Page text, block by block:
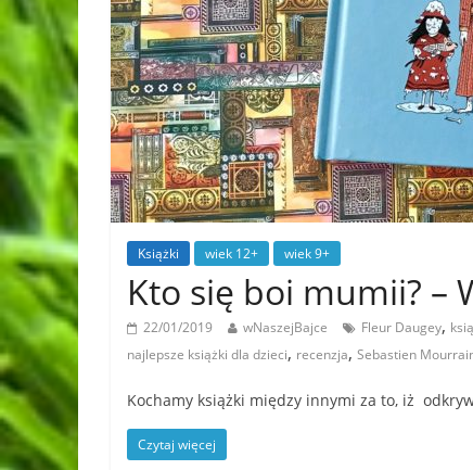
Książki wiek 12+ wiek 9+
Kto się boi mumii? –
22/01/2019 wNaszejBajce Fleur Daugey,
najlepsze książki dla dzieci, recenzja, Sebastien
Kochamy książki między innymi za to, iż
Czytaj więcej